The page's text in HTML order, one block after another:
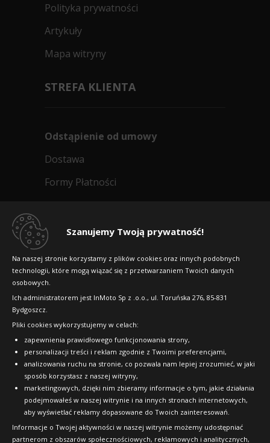
Szanujemy Twoją prywatność!
Na naszej stronie korzystamy z plików cookies oraz innych podobnych
technologii, które mogą wiązać się z przetwarzaniem Twoich danych
osobowych.
Ich administratorem jest InMoto Sp z .o.o., ul. Toruńska 276, 85-831
Bydgoszcz.
Pliki cookies wykorzystujemy w celach:
zapewnienia prawidłowego funkcjonowania strony,
personalizacji treści i reklam zgodnie z Twoimi preferencjami,
analizowania ruchu na stronie, co pozwala nam lepiej zrozumieć, w jaki
sposób korzystasz z naszej witryny,
marketingowych, dzięki nim zbieramy informacje o tym, jakie działania
podejmowałeś w naszej witrynie i na innych stronach internetowych,
aby wyświetlać reklamy dopasowane do Twoich zainteresowań.
Informacje o Twojej aktywności w naszej witrynie możemy udostępniać
partnerom z obszarów społecznościowych, reklamowych i analitycznych,
Polityka prywatności
Artykuły
Mapa witryny
STREFA KLIENTA
Odstąpienie od umowy
Dostawa
Formy Płatności
Dlaczego warto kupić w 24opony.pl
Raty
FAQ
OFICJALNY PARTNER